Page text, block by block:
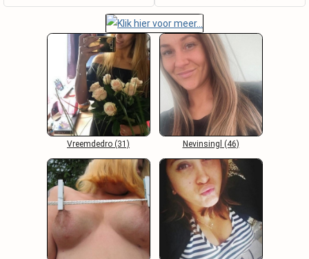
Vreemdedro (31) Nevinsingl (46)